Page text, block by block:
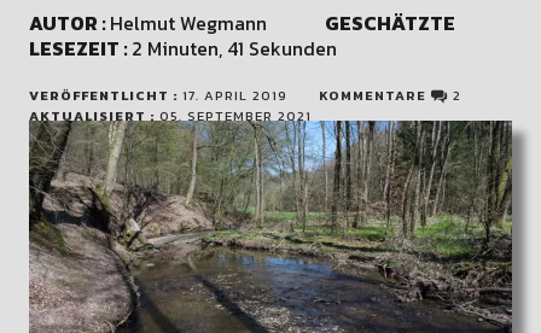
AUTOR :Helmut Wegmann GESCHÄTZTE
LESEZEIT :2 Minuten, 41 Sekunden
VERÖFFENTLICHT : 17. APRIL 2019 KOMMENTARE
2
AKTUALISIERT : 05. SEPTEMBER 2021